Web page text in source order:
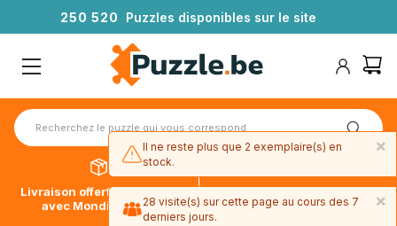
250 520 Puzzles disponibles sur le site
Livraison offerte dès 39€*
avec Mondial Relay
Paiement en 4x sans frais
avec Paypal
×
Il ne reste plus que 2 exemplaire(s) en
stock.
×
28 visite(s) sur cette page au cours des 7
derniers jours.